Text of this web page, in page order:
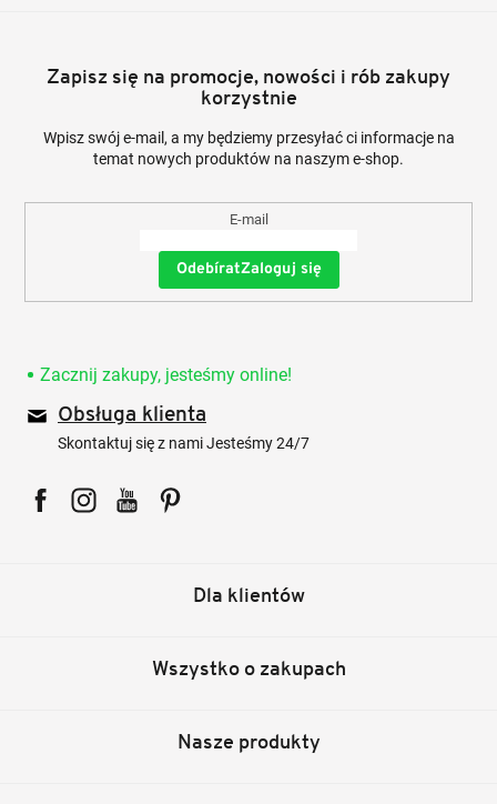
Zapisz się na promocje, nowości i rób zakupy
korzystnie
Wpisz swój e-mail, a my będziemy przesyłać ci informacje na
temat nowych produktów na naszym e-shop.
E-mail
Zaloguj się
Zacznij zakupy, jesteśmy online!
Obsługa klienta
Skontaktuj się z nami Jesteśmy 24/7
Dla klientów
Wszystko o zakupach
Nasze produkty